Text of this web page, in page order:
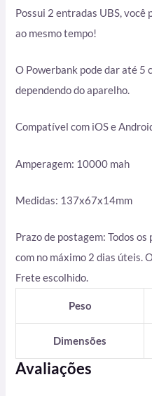
Possui 2 entradas UBS,
ao mesmo tempo!
O Powerbank pode dar até 5
dependendo do aparelho.
Compatível com iOS e
Amperagem: 10000 mah
Medidas: 137x67x14mm
Prazo de postagem: Todos
com no máximo 2 dias úteis.
Frete escolhido.
Peso
Dimensões
Avaliações